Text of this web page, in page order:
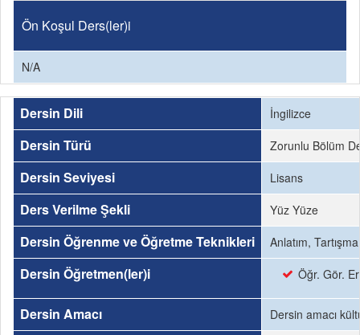
Ön Koşul Ders(ler)i
N/A
Dersin Dili İngilizce
Dersin Türü Zorunlu Bölüm
Dersin Seviyesi Lisans
Ders Verilme Şekli Yüz Yüze
Dersin Öğrenme ve Öğretme Teknikleri Anlatım,
Dersin Öğretmen(ler)i Öğr. Gör.
Dersin Amacı Dersin amacı